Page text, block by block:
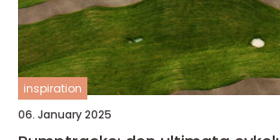
inspiration
06. January 2025